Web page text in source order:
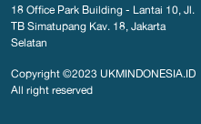
18 Office Park Building - Lantai 10, Jl.
TB Simatupang Kav. 18, Jakarta
Selatan
Copyright ©2023 UKMINDONESIA.ID
All right reserved